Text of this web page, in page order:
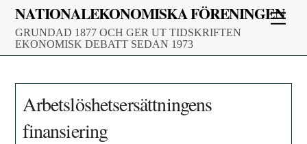
Skip
content
NATIONALEKONOMISKA FÖRENINGEN
GRUNDAD 1877 OCH GER UT TIDSKRIFTEN
EKONOMISK DEBATT SEDAN 1973
Arbetslöshetsersättningens
finansiering